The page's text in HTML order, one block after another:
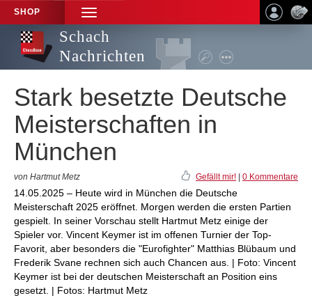
SHOP
TOGGLE
NAVIGATION
Schach
Nachrichten
Stark besetzte Deutsche
Meisterschaften in
München
von Hartmut Metz Gefällt mir! 0 Kommentare
14.05.2025 – Heute wird in München die Deutsche
Meisterschaft 2025 eröffnet. Morgen werden die ersten Partien
gespielt. In seiner Vorschau stellt Hartmut Metz einige der
Spieler vor. Vincent Keymer ist im offenen Turnier der Top-
Favorit, aber besonders die "Eurofighter" Matthias Blübaum und
Frederik Svane rechnen sich auch Chancen aus. | Foto: Vincent
Keymer ist bei der deutschen Meisterschaft an Position eins
gesetzt. | Fotos: Hartmut Metz